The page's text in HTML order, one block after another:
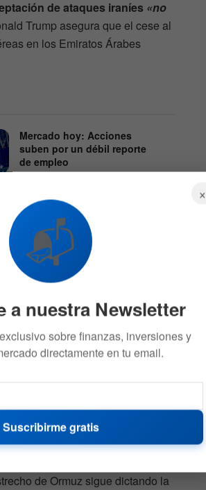
de ataques iraníes «no
Trump asegura que el cese al
en los Emiratos Árabes
Mercado hoy: Acciones
suben por un débil reporte
de empleo
Londrescae un 0,7%, elDAX
retrocede un 0,8%.
de ayer, afectado por el
Kospi de Corea del Suravanzó
de Ormuz sigue dictando la
×
📬
a nuestra Newsletter
sobre finanzas, inversiones y
directamente en tu email.
Suscribirme gratis